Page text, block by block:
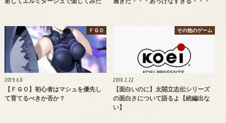
ＦＧＯ
2019.6.8
【ＦＧＯ】初心者はマシュを優先し
て育てるべきか否か？
その他のゲーム
2018.2.22
【面白いのに】太閤立志伝シリーズ
の面白さについて語るよ【続編出な
い】